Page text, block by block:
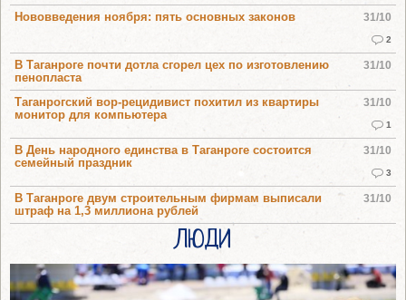
31/10
2
Нововведения ноября: пять основных законов
31/10
В Таганроге почти дотла сгорел цех по изготовлению
пенопласта
31/10
1
Таганрогский вор-рецидивист похитил из квартиры
монитор для компьютера
31/10
3
В День народного единства в Таганроге состоится
семейный праздник
31/10
В Таганроге двум строительным фирмам выписали
штраф на 1,3 миллиона рублей
ЛЮДИ